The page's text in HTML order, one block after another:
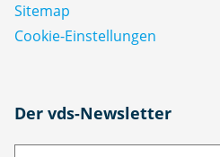
Sitemap
Cookie-Einstellungen
Der vds-Newsletter
N